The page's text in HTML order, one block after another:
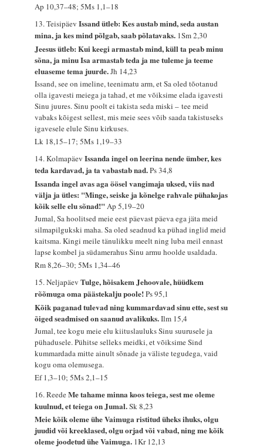
Ap 10,37–48; 5Ms 1,1–18
13. TeisipäevIssand ütleb: Kes austab mind, seda austan
mina, ja kes mind põlgab, saab põlatavaks. 1Sm 2,30
Jeesus ütleb: Kui keegi armastab mind, küll ta peab minu
sõna, ja minu Isa armastab teda ja me tuleme ja teeme
eluaseme tema juurde.Jh 14,23
Issand, see on imeline, teenimatu arm, et Sa oled tõotanud
olla igavesti meiega ja tahad, et me võiksime elada igavesti
Sinu juures. Sinu poolt ei takista seda miski – tee meid
vabaks kõigest sellest, mis meie sees võib saada takistuseks
igavesele elule Sinu kirkuses.
Lk 18,15–17; 5Ms 1,19–33
14. KolmapäevIssanda ingel on leerina nende ümber, kes
teda kardavad, ja ta vabastab nad.Ps 34,8
Issanda ingel avas aga öösel vangimaja uksed, viis nad
välja ja ütles: "Minge, seiske ja kõnelge rahvale pühakojas
kõik selle elu sõnad!" Ap 5,19–20
Jumal, Sa hoolitsed meie eest päevast päeva ega jäta meid
silmapilgukski maha. Sa oled seadnud ka pühad inglid meid
kaitsma. Kingi meile tänulikku meelt ning luba meil ennast
lapse kombel ja südamerahus Sinu armu hoolde usaldada.
Rm 8,26–30; 5Ms 1,34–46
15. NeljapäevTulge, hõisakem Jehoovale, hüüdkem
rõõmuga oma päästekalju poole!Ps 95,1
Kõik paganad tulevad ning kummardavad sinu ette, sest su
õiged seadmised on saanud avalikuks.Ilm 15,4
Jumal, tee kogu meie elu kiituslauluks Sinu suurusele ja
pühadusele. Pühitse selleks meidki, et võiksime Sind
kummardada mitte ainult sõnade ja väliste tegudega, vaid
kogu oma olemusega.
Ef 1,3–10; 5Ms 2,1–15
16. ReedeMe tahame minna koos teiega, sest me oleme
kuulnud, et teiega on Jumal.Sk 8,23
Meie kõik oleme ühe Vaimuga ristitud üheks ihuks, olgu
juudid või kreeklased, olgu orjad või vabad, ning me kõik
oleme joodetud ühe Vaimuga. 1Kr 12,13